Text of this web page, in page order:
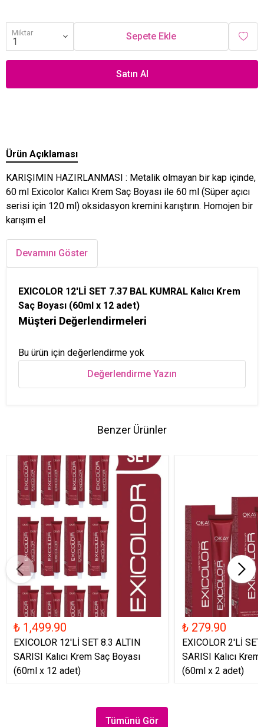
Miktar Sepete Ekle
Satın Al
Ürün Açıklaması
KARIŞIMIN HAZIRLANMASI : Metalik olmayan bir kap içinde,
60 ml Exicolor Kalıcı Krem Saç Boyası ile 60 ml (Süper açıcı
serisi için 120 ml) oksidasyon kremini karıştırın. Homojen bir
karışım el
Devamını Göster
EXICOLOR 12'Lİ SET 7.37 BAL KUMRAL Kalıcı Krem
Saç Boyası (60ml x 12 adet)
Müşteri Değerlendirmeleri
Bu ürün için değerlendirme yok
Değerlendirme Yazın
Benzer Ürünler
₺ 1,499.90
EXICOLOR 12'Lİ SET 8.3 ALTIN
SARISI Kalıcı Krem Saç Boyası
(60ml x 12 adet)
₺ 279.90
EXICOLOR 2'Lİ
SARISI Kalıcı Krem
(60ml x 2 adet)
Tümünü Gör